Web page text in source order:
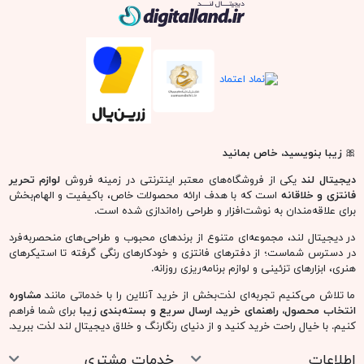
🎀زیبا بنویسید، خاص بمانید
دیجیتال لند یکی از فروشگاه‌های معتبر اینترنتی در زمینه فروش لوازم تحریر
فانتزی و خلاقانه است که با هدف ارائه محصولات خاص، باکیفیت و الهام‌بخش
برای علاقه‌مندان به نوشت‌افزار و طراحی راه‌اندازی شده است.
در دیجیتال لند، مجموعه‌ای متنوع از برندهای محبوب و طراحی‌های منحصربه‌فرد
در دسترس شماست؛ از دفترهای فانتزی و خودکارهای رنگی گرفته تا استیکرهای
هنری، ابزارهای تزئینی و لوازم برنامه‌ریزی روزانه.
ما تلاش می‌کنیم تجربه‌ای لذت‌بخش از خرید آنلاین را با خدماتی مانندمشاوره
انتخاب محصول، راهنمای خرید، ارسال سریع و بسته‌بندی زیبا برای شما فراهم
کنیم. با خیال راحت خرید کنید و از دنیای رنگارنگ و خلاق دیجیتال لند لذت ببرید.